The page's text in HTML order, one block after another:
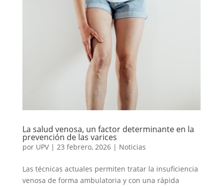
La salud venosa, un factor determinante en la
prevención de las varices
por UPV| 23 febrero, 2026| Noticias
Las técnicas actuales permiten tratar la insuficiencia
venosa de forma ambulatoria y con una rápida